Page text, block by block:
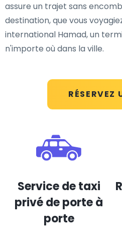
RÉSERVEZ
assure un trajet sans
destination, que vous
international Hamad, un
n'importe où dans la ville.
Service de taxi
privé de porte à
porte